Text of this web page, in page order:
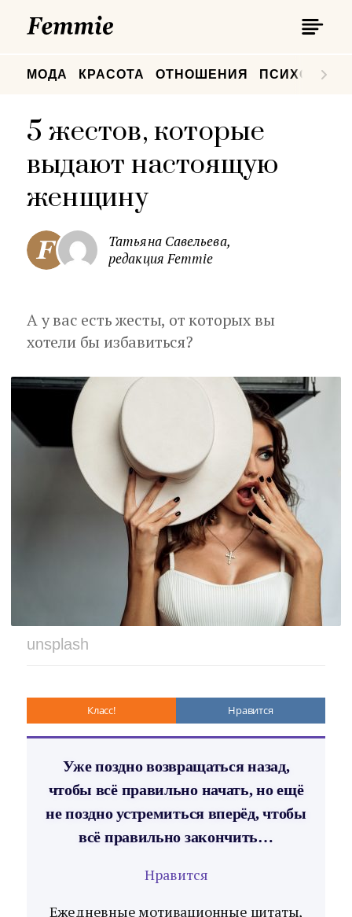
МОДА КРАСОТА ОТНОШЕНИЯ
5 жестов, которые
выдают настоящую
женщину
Татьяна Савельева,
редакция Femmie
А у вас есть жесты, от которых вы
хотели бы избавиться?
unsplash
Класс! Нравится
Уже поздно возвращаться назад,
чтобы всё правильно начать, но ещё
не поздно устремиться вперёд, чтобы
всё правильно закончить…
Нравится
Ежедневные мотивационные цитаты,